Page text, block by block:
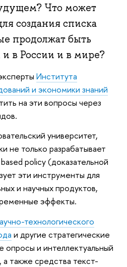
Что может
создания списка
продолжат быть
в России и в мире?
Института
и экономики знаний
на эти вопросы через
университет,
не только разрабатывает
policy (доказательной
эти инструменты для
и научных продуктов,
эффекты.
технологического
и другие стратегические
опросы и интеллектуальный
а также средства текст-